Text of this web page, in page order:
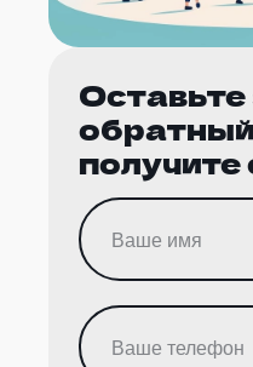
Оставьте
получите